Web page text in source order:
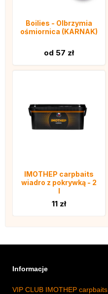
Boilies - Olbrzymia
ośmiornica (KARNAK)
od 57 zł
IMOTHEP carpbaits
wiadro z pokrywką - 2
l
11 zł
Informacje
VIP CLUB IMOTHEP carpbaits